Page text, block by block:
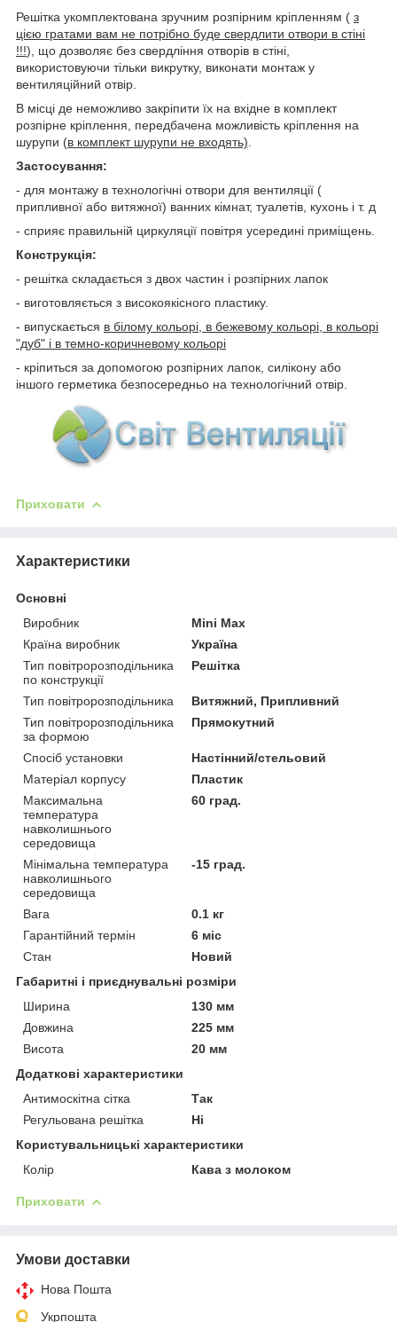
Решітка укомплектована зручним розпірним кріпленням ( з
цією гратами вам не потрібно буде свердлити отвори в стіні
!!!), що дозволяє без свердління отворів в стіні,
використовуючи тільки викрутку, виконати монтаж у
вентиляційний отвір.
В місці де неможливо закріпити їх на вхідне в комплект
розпірне кріплення, передбачена можливість кріплення на
шурупи (в комплект шурупи не входять)
Застосування:
- для монтажу в технологічні отвори для вентиляції (
припливної або витяжної) ванних кімнат, туалетів, кухонь і т. д
- сприяє правильній циркуляції повітря усередині приміщень.
Конструкція:
- решітка складається з двох частин і розпірних лапок
- виготовляється з високоякісного пластику.
- випускається в білому кольорі, в бежевому кольорі, в кольорі
"дуб" і в темно-коричневому кольорі
- кріпиться за допомогою розпірних лапок, силікону або
іншого герметика безпосередньо на технологічний отвір.
Приховати
Характеристики
Основні
Виробник
Mini Max
Країна виробник
Україна
Тип повітророзподільника
по конструкції
Решітка
Тип повітророзподільника
Витяжний, Припливний
Тип повітророзподільника
за формою
Прямокутний
Спосіб установки
Настінний/стельовий
Матеріал корпусу
Пластик
Максимальна
температура
навколишнього
середовища
60 град.
Мінімальна температура
навколишнього
середовища
-15 град.
Вага
0.1 кг
Гарантійний термін
6 міс
Стан
Новий
Габаритні і приєднувальні розміри
Ширина
130 мм
Довжина
225 мм
Висота
20 мм
Додаткові характеристики
Антимоскітна сітка
Так
Регульована решітка
Ні
Користувальницькі характеристики
Колір
Кава з молоком
Приховати
Умови доставки
Нова Пошта
Укрпошта